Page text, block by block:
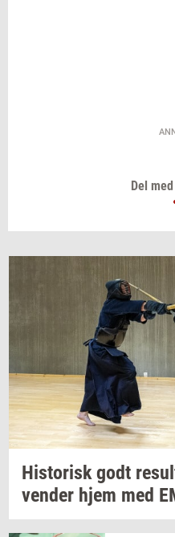
Del
Hi­sto­riskgodt
ven­der hjem med